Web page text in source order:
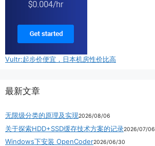
Vultr:起步价便宜，日本机房性价比高
最新文章
无限级分类的原理及实现2026/08/06
关于探索HDD+SSD缓存技术方案的记录2026/07/06
Windows下安装 OpenCoder2026/06/30